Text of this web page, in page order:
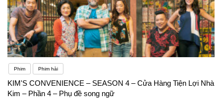
Phim Phim hài
KIM'S CONVENIENCE – SEASON 4 – Cửa Hàng Tiện Lợi Nhà
Kim – Phần 4 – Phụ đề song ngữ